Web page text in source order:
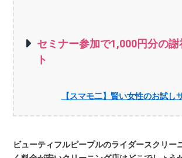
セミナー参加で1,000円分の
ト
【スマモ二】賢い女性のお試し
ビューティフルピープルのライダースクリー